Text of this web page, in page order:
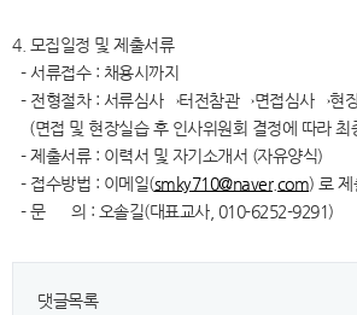
4. 모집일정 및 제출서류
- 서류접수 : 채용시까지
- 전형절차 : 서류심사→터전참관→면접심사→현
(면접 및 현장실습 후 인사위원회 결정에 따라 최
- 제출서류 : 이력서 및 자기소개서 (자유양식)
- 접수방법 : 이메일(smky710@naver.com) 로 제
- 문 의 : 오솔길(대표교사, 010-6252-9291)
댓글목록